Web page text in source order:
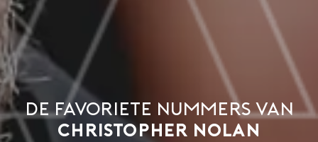
De favoriete nummers van
Christopher Nolan